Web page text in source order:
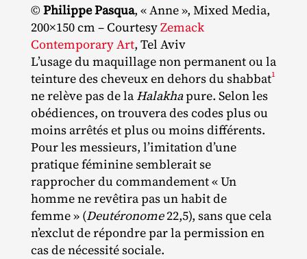
© Philippe Pasqua, « Anne », Mixed Media,
200×150 cm – CourtesyZemack
Contemporary Art, Tel Aviv
L’usage du maquillage non permanent ou la
teinture des cheveux en dehors du shabbat1
ne relève pas de laHalakhapure. Selon les
obédiences, on trouvera des codes plus ou
moins arrêtés et plus ou moins différents.
Pour les messieurs, l’imitation d’une
pratique féminine semblerait se
rapprocher du commandement « Un
homme ne revêtira pas un habit de
femme » (Deutéronome22,5), sans que cela
n’exclut de répondre par la permission en
cas de nécessité sociale.